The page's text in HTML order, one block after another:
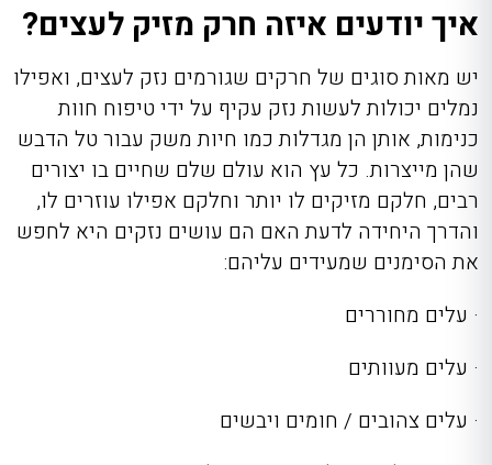
איך יודעים איזה חרק מזיק לעצים?
יש מאות סוגים של חרקים שגורמים נזק לעצים, ואפילו
נמלים יכולות לעשות נזק עקיף על ידי טיפוח חוות
כנימות, אותן הן מגדלות כמו חיות משק עבור טל הדבש
שהן מייצרות. כל עץ הוא עולם שלם שחיים בו יצורים
רבים, חלקם מזיקים לו יותר וחלקם אפילו עוזרים לו,
והדרך היחידה לדעת האם הם עושים נזקים היא לחפש
את הסימנים שמעידים עליהם:
· עלים מחוררים
· עלים מעוותים
· עלים צהובים / חומים ויבשים